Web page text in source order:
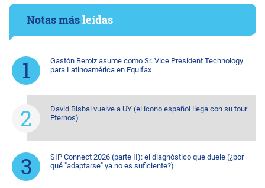
Notas másleídas
Gastón Beroiz asume como Sr. Vice President Technology
para Latinoamérica en Equifax
David Bisbal vuelve a UY (el ícono español llega con su tour
Eternos)
SIP Connect 2026 (parte II): el diagnóstico que duele (¿por
qué "adaptarse" ya no es suficiente?)